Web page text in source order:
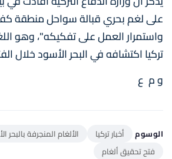
على لغم بحري قبالة سواحل منطقة
واستمرار العمل على تفكيكه"، وهو
تركيا اكتشافه في البحر الأسود خلال
و م ع
الوسوم أخبار تركيا الألغام المنجرفة بالبحر
فتح تحقيق ألغام